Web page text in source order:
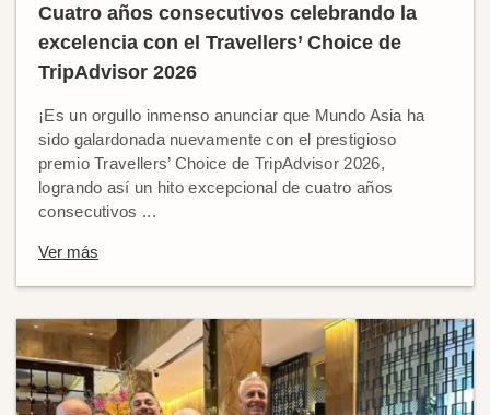
Cuatro años consecutivos celebrando la
excelencia con el Travellers’ Choice de
TripAdvisor 2026
¡Es un orgullo inmenso anunciar que Mundo Asia ha
sido galardonada nuevamente con el prestigioso
premio Travellers’ Choice de TripAdvisor 2026,
logrando así un hito excepcional de cuatro años
consecutivos ...
Ver más